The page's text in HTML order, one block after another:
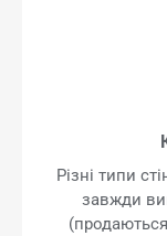
Різні типи
завжди